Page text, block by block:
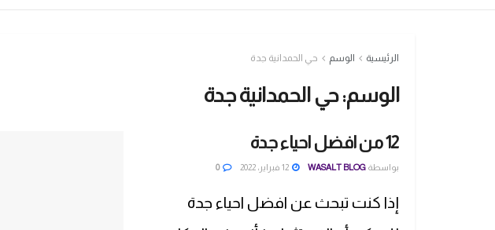
الرئيسية الوسم حي الحمدانية جدة
الوسم:حي الحمدانية جدة
12 من افضل احياء جدة
بواسطة WASALT BLOG
0
إذا كنت تبحث عن افضل احياء جدة